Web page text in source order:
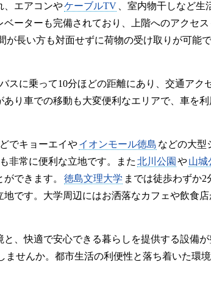
、エアコンやケーブルTV
、室内物干しなど生
ーターも完備されており、上階へのアクセス
が長い方も対面せずに荷物の受け取りが可能
スに乗って10分ほどの距離にあり、交通アク
り車での移動も大変便利なエリアで、車を
でキョーエイやイオンモール徳島 などの大型
非常に便利な立地です。また 北川公園 や山城
できます。
徳島文理大学 までは徒歩わずか2
です。大学周辺にはお洒落なカフェや飲食店
、快適で安心できる暮らしを提供する設備
ませんか。都市生活の利便性と落ち着いた環